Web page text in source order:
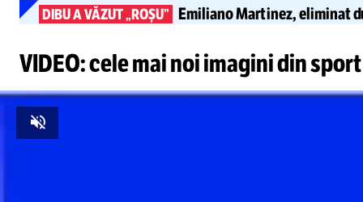
DIBU A VĂZUT „ROȘU” Emiliano Martinez, eliminat
VIDEO: cele mai noi imagini din sport
Unmute